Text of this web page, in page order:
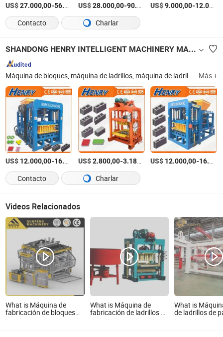
US$27.000,00-56.000,00 /Set
US$28.000,00-90.000,00 /Set
US$9.000,00-12.000,00
Contacto Charlar
SHANDONG HENRY INTELLIGENT MACHINERY MANUFACTURING CO., LTD.
Máquina de bloques, máquina de ladrillos, máquina de ladrillos interlocking, máquina de ladrillos de pavimento, máquina de bloques de concreto, máquina de bloques de cemento, mezcladora de concreto, máquina de piedra de bordillo, máquina de tubos, trituradora Más +
US$ 12.000,00-16.000,00 /Pieza
US$2.800,00-3.180,00 /Set
US$ 12.000,00-16.000,00
Contacto Charlar
Videos Relacionados
What is Máquina de
fabricación de bloques
What is Máquina de
fabricación de ladrillos de
What is
de ladrillos de